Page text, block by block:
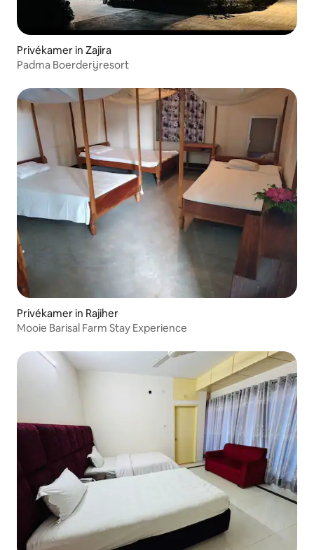
Privékamer in Zajira
Padma Boerderijresort
Privékamer in Rajiher
Mooie Barisal Farm Stay Experience